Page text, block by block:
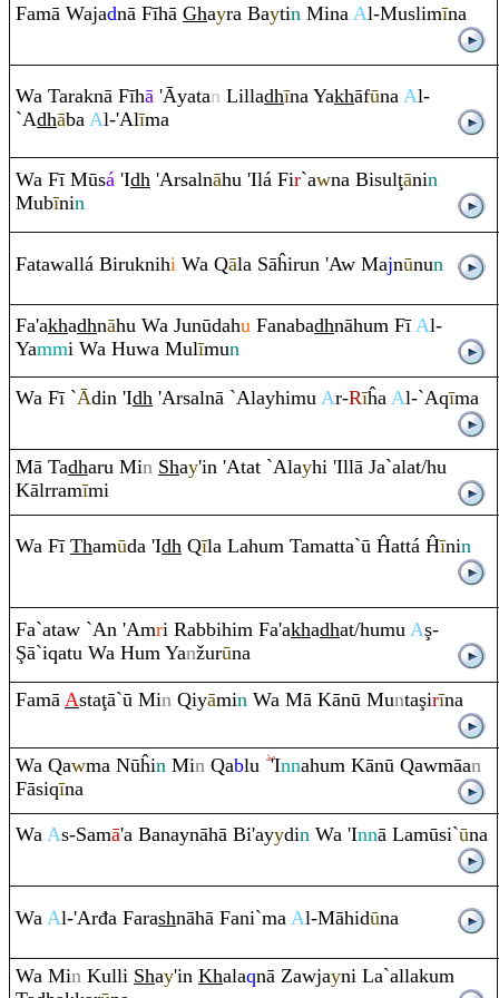
Famā Wajadnā Fīhā Ghayra Baytin Mina Al-Muslimīna
Wa Taraknā Fīhā 'Āyatan Lilladhīna Yakhāfūna Al-
`Adhāba Al-'Alīma
Wa Fī Mūsá 'Idh 'Arsalnāhu 'Ilá Fir`awna Bisulţānin
Mubīnin
Fatawallá Biruknihi Wa Qāla Sāĥirun 'Aw Majnūnun
Fa'akhadhnāhu Wa Junūdahu Fanabadhnāhum FīAl-
Yammi Wa Huwa Mulīmun
Wa Fī `Ādin 'Idh 'Arsalnā `Alayhimu Ar-Rīĥa Al-`Aqīma
Mā Tadharu Min Shay'in 'Atat `Alayhi 'Illā Ja`alat/hu
Kālrramīmi
Wa Fī Thamūda 'Idh Qīla Lahum Tamatta`ū Ĥattá Ĥīnin
Fa`ataw `An 'Amri Rabbihim Fa'akhadhat/humu Aş-
Şā`iqatu Wa Hum Yanžurūna
Famā Astaţā`ū Min Qiyāmin Wa Mā Kānū Muntaşirīna
Wa Qawma Nūĥin Min Qablu 'Innahum Kānū Qawmāan
Fāsiqīna
Wa As-Samā'a Banaynāhā Bi'ayydin Wa 'Innā Lamūsi`ūna
Wa Al-'Arđa Farashnāhā Fani`ma Al-Māhidūna
Wa Min Kulli Shay'in Khalaqnā Zawjayni La`allakum